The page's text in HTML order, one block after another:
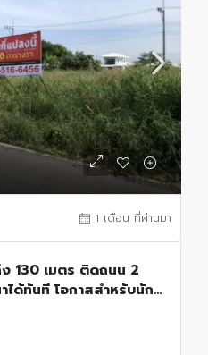
1 เดือน ที่ผ่านมา
130 เมตร ติดถนน 2
ด้ทันที โอกาสสำหรับนัก
พย์ และเจ้าของกิจการ